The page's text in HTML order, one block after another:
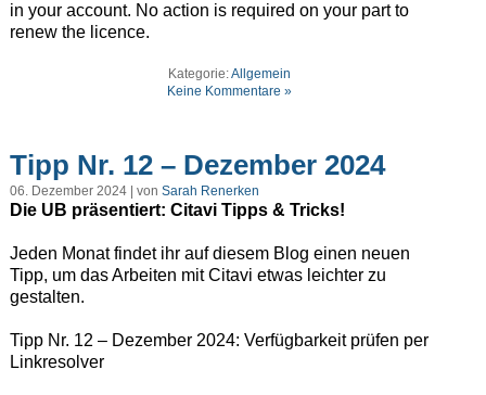
in your account. No action is required on your part to
renew the licence.
Kategorie:Allgemein
Keine Kommentare »
Tipp Nr. 12 – Dezember 2024
06. Dezember 2024 | von Sarah Renerken
Die UB präsentiert: Citavi Tipps & Tricks!
Jeden Monat findet ihr auf diesem Blog einen neuen
Tipp, um das Arbeiten mit Citavi etwas leichter zu
gestalten.
Tipp Nr. 12 – Dezember 2024: Verfügbarkeit prüfen per
Linkresolver